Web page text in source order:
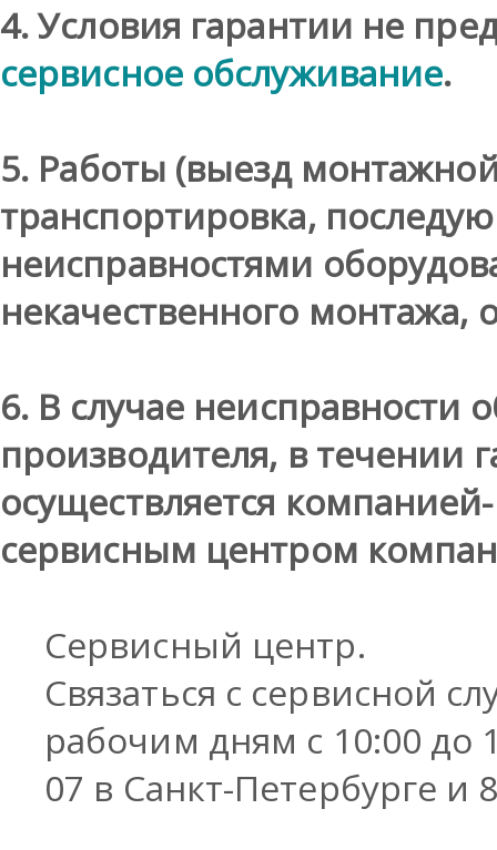
4. Условия гарантии не
сервисное обслуживание.
5. Работы (выезд
транспортировка,
неисправностями
некачественного монтажа,
6. В случае неисправности
производителя, в течении
осуществляется
сервисным центром
Сервисный центр.
Связаться с сервисной
рабочим дням с 10:00 до
07 в Санкт-Петербурге и